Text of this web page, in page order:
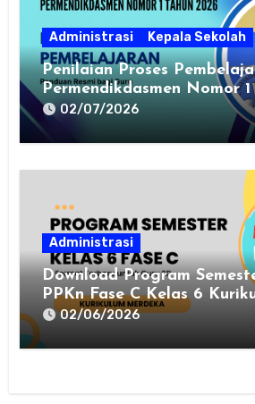
Administrasi Kepala Sekolah
Penilaian Proses
Permendikdasmen Nomor
Panduan Resmi bagi Guru
02/07/2026
Administrasi
Download Program
PPKn Fase C Kelas 6
Terbaru 2025
02/06/2026